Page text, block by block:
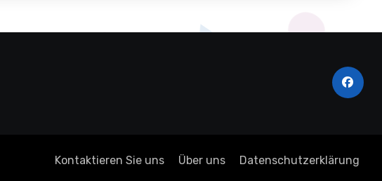
Kontaktieren Sie uns Über uns Datenschutzerklärung